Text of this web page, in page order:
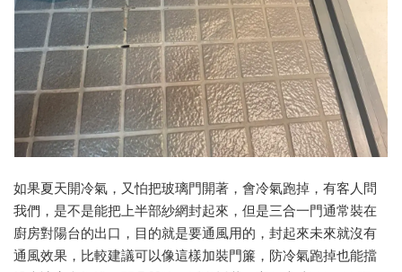
如果夏天開冷氣，又怕把玻璃門開著，會冷氣跑掉，有客人問
我們，是不是能把上半部紗網封起來，但是三合一門通常裝在
廚房對陽台的出口，目的就是要通風用的，封起來未來就沒有
通風效果，比較建議可以像這樣加裝門簾，防冷氣跑掉也能擋